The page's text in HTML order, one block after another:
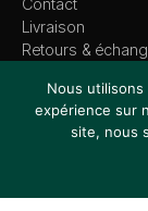
Livraison
Retours &
FAQNous
expérience sur
site, nous